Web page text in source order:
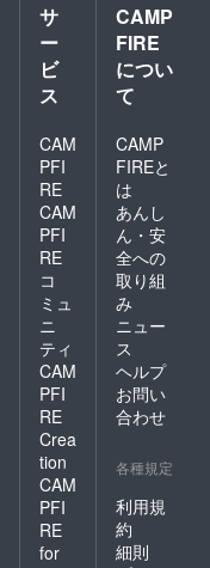
（有効
期間：
2020年
6月1日
～2021
日） ＊
百と十
から徒
歩約10
分の湯
処「台
場の
湯」
は、閉
館まで
の間は
一日何
度でも
お入り
いただ
ける入
となっ
ます。
サ
ー
ビ
ス
CAM
PFI
RE
CAM
PFI
RE
コ
ミュ
ニ
ティ
CAM
PFI
RE
Crea
tion
CAM
PFI
RE
for
CAMP
FIRE
につい
て
CAMP
FIREと
は
あんし
ん・安
全への
取り組
み
ニュー
ス
ヘルプ
お問い
合わせ
各種規定
利用規
約
細則